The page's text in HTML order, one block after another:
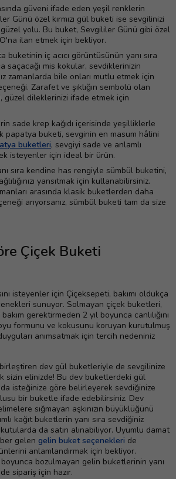
güveni ifade eden yeşil renklerin
Günü özel kırmızı gül buketi ise sevgilinizi
yolu. Bu buket, Sevgililer Günü gibi özel
O'na ilan etmek için bekliyor.
buketinin iç acıcı görüntüsünün yanı sıra
saçacağı mis kokular, sevdiklerinizin
zamanlarda bile onları mutlu etmek için
Zarafet ve şıklığın sembolü olan
güzel dileklerinizi ifade etmek için
sade krep kağıdı içerisinde yeşilliklerle
papatya buketi, sevginin en masum hâlini
buketleri, sevgiyi sade ve anlamlı
isteyenler için ideal bir ürün.
sıra kendine has rengiyle sümbül buketini,
yansıtmak için kullanabilirsiniz.
arasında klasik buketlerden daha
arıyorsanız, sümbül buketi tam da size
Çiçek Buketi
isteyenler için Çiçeksepeti, bakımı oldukça
sunuyor. Solmayan çiçek buketleri,
gerektirmeden 2 yıl boyunca canlılığını
formunu ve kokusunu koruyan kurutulmuş
anımsatmak için tercih nedeniniz
dev gül buketleriyle de sevgilinize
sizin elinizde! Bu dev buketlerdeki gül
isteğinize göre belirleyerek sevdiğinize
bir buketle ifade edebilirsiniz. Dev
sığmayan aşkınızın büyüklüğünü
kağıt buketlerin yanı sıra sevdiğiniz
da satın alınabiliyor. Uyumlu damat
gelen gelin buket seçenekleri de
anlamlandırmak için bekliyor.
bozulmayan gelin buketlerinin yanı
sipariş için hazır.